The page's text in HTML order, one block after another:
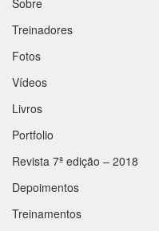
Sobre
Treinadores
Fotos
Vídeos
Livros
Portfolio
Revista 7ª edição – 2018
Depoimentos
Treinamentos